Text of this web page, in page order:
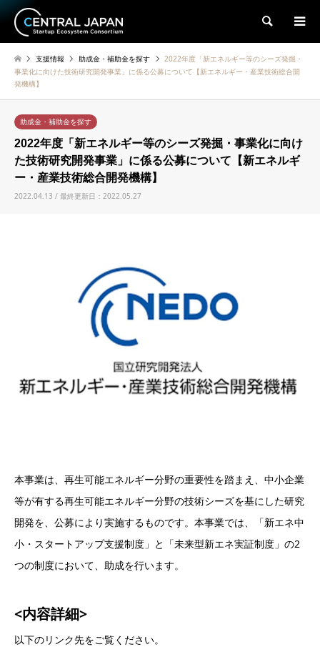
検索
支援情報 助成金・補助金を探す
2022年度「新エネルギー等のシーズ発掘・
事業化に向けた技術研究開発事業」に係る公募について【新エネルギー・産業技術総合開
発機構】
助成金・補助金を探す
2022年度「新エネルギー等のシーズ発掘・事業化に向け
た技術研究開発事業」に係る公募について【新エネルギ
ー・産業技術総合開発機構】
2022.04.13 / 最終更新日：2022.05.27
本事業は、再生可能エネルギー分野の重要性を踏まえ、中小企業
等が有する再生可能エネルギー分野の技術シーズを基にした研究
開発を、公募により実施するものです。本事業では、「新エネ中
小・スタートアップ支援制度」と「未来型新エネ実証制度」の2
つの制度において、助成を行います。
<内容詳細>
以下のリンク先をご覧ください。